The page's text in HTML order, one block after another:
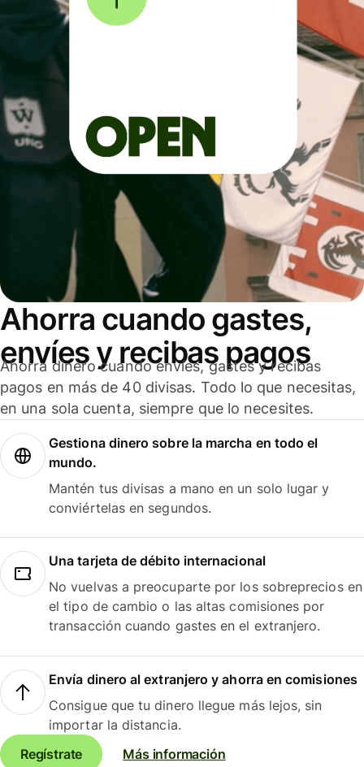
Ahorra cuando gastes,
envíes y recibas pagos
Ahorra dinero cuando envíes, gastes y recibas
pagos en más de 40 divisas. Todo lo que necesitas,
en una sola cuenta, siempre que lo necesites.
Gestiona dinero sobre la marcha en todo el
mundo.
Mantén tus divisas a mano en un solo lugar y
conviértelas en segundos.
Una tarjeta de débito internacional
No vuelvas a preocuparte por los sobreprecios en
el tipo de cambio o las altas comisiones por
transacción cuando gastes en el extranjero.
Envía dinero al extranjero y ahorra en comisiones
Consigue que tu dinero llegue más lejos, sin
importar la distancia.
Regístrate
Más información